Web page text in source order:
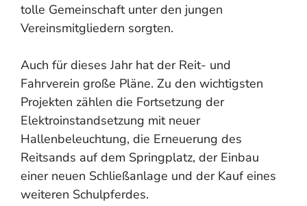
tolle Gemeinschaft unter den jungen
Vereinsmitgliedern sorgten.
Auch für dieses Jahr hat der Reit- und
Fahrverein große Pläne. Zu den wichtigsten
Projekten zählen die Fortsetzung der
Elektroinstandsetzung mit neuer
Hallenbeleuchtung, die Erneuerung des
Reitsands auf dem Springplatz, der Einbau
einer neuen Schließanlage und der Kauf eines
weiteren Schulpferdes.